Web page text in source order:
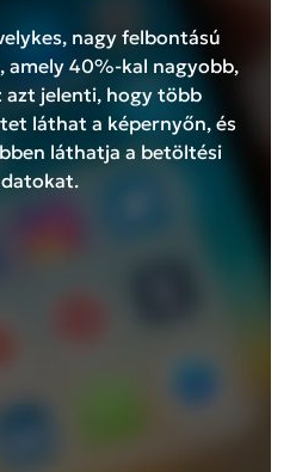
nagy felbontású
amely 40%-kal nagyobb,
azt jelenti, hogy több
láthat a képernyőn, és
láthatja a betöltési